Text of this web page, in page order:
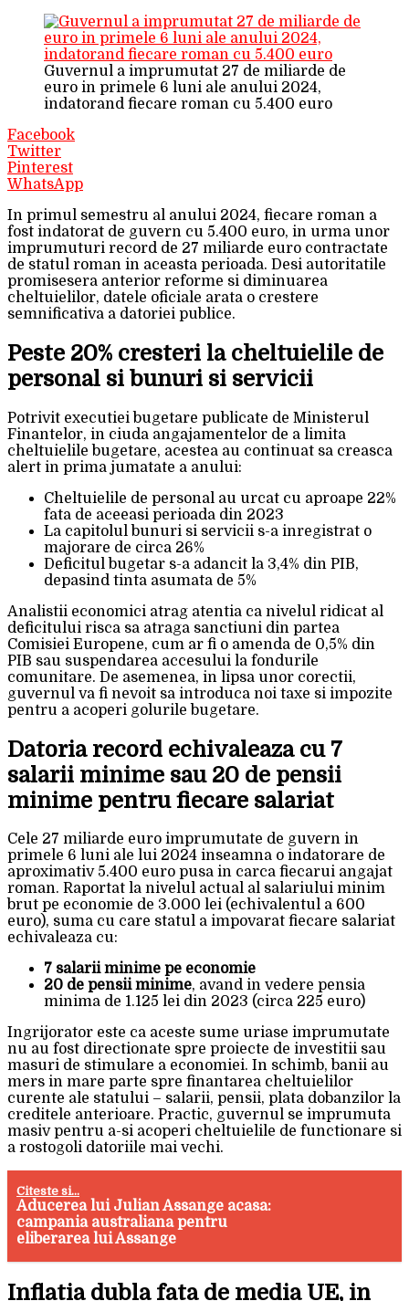
Guvernul a imprumutat 27 de miliarde de
euro in primele 6 luni ale anului 2024,
indatorand fiecare roman cu 5.400 euro
Facebook
Twitter
Pinterest
WhatsApp
In primul semestru al anului 2024, fiecare roman a
fost indatorat de guvern cu 5.400 euro, in urma unor
imprumuturi record de 27 miliarde euro contractate
de statul roman in aceasta perioada. Desi autoritatile
promisesera anterior reforme si diminuarea
cheltuielilor, datele oficiale arata o crestere
semnificativa a datoriei publice.
Peste 20% cresteri la cheltuielile de
personal si bunuri si servicii
Potrivit executiei bugetare publicate de Ministerul
Finantelor, in ciuda angajamentelor de a limita
cheltuielile bugetare, acestea au continuat sa creasca
alert in prima jumatate a anului:
Cheltuielile de personal au urcat cu aproape 22%
fata de aceeasi perioada din 2023
La capitolul bunuri si servicii s-a inregistrat o
majorare de circa 26%
Deficitul bugetar s-a adancit la 3,4% din PIB,
depasind tinta asumata de 5%
Analistii economici atrag atentia ca nivelul ridicat al
deficitului risca sa atraga sanctiuni din partea
Comisiei Europene, cum ar fi o amenda de 0,5% din
PIB sau suspendarea accesului la fondurile
comunitare. De asemenea, in lipsa unor corectii,
guvernul va fi nevoit sa introduca noi taxe si impozite
pentru a acoperi golurile bugetare.
Datoria record echivaleaza cu 7
salarii minime sau 20 de pensii
minime pentru fiecare salariat
Cele 27 miliarde euro imprumutate de guvern in
primele 6 luni ale lui 2024 inseamna o indatorare de
aproximativ 5.400 euro pusa in carca fiecarui angajat
roman. Raportat la nivelul actual al salariului minim
brut pe economie de 3.000 lei (echivalentul a 600
euro), suma cu care statul a impovarat fiecare salariat
echivaleaza cu:
7 salarii minime pe economie
20 de pensii minime, avand in vedere pensia
minima de 1.125 lei din 2023 (circa 225 euro)
Ingrijorator este ca aceste sume uriase imprumutate
nu au fost directionate spre proiecte de investitii sau
masuri de stimulare a economiei. In schimb, banii au
mers in mare parte spre finantarea cheltuielilor
curente ale statului – salarii, pensii, plata dobanzilor la
creditele anterioare. Practic, guvernul se imprumuta
masiv pentru a-si acoperi cheltuielile de functionare si
a rostogoli datoriile mai vechi.
Citeste si...
Aducerea lui Julian Assange acasa:
campania australiana pentru
eliberarea lui Assange
Inflatia dubla fata de media UE, in